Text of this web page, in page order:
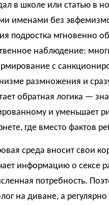
в школе или статью в
именами без
подростка мгновенно
наблюдение:
с
размножения и
обратная логика —
и уменьшает
где вместо фактов
среда вносит свои
информацию о сексе
потребность.
на диване, а